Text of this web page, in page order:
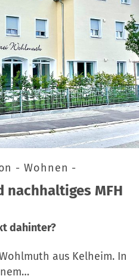
- Wohnen -
nachhaltiges MFH
dahinter?
aus Kelheim. In